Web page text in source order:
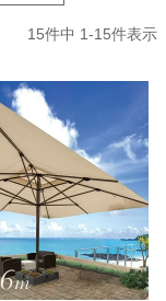
15件中 1-15件表示